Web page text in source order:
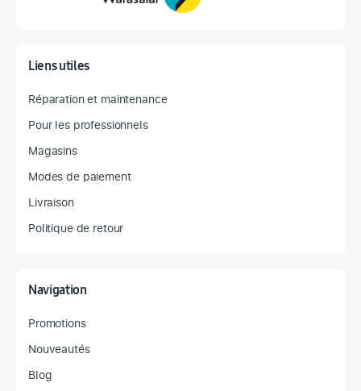
Liens utiles
Réparation et maintenance
Pour les professionnels
Magasins
Modes de paiement
Livraison
Politique de retour
Navigation
Promotions
Nouveautés
Blog